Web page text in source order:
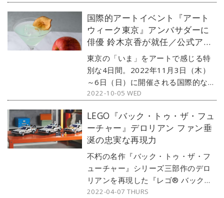
国際的アートイベント『アート
ウィーク東京』アンバサダーに
俳優 鈴木京香が就任／公式アプ
リ 会期限定カクテル詳細
東京の「いま」をアートで感じる特
別な4日間。2022年11月3日（木）
～6日（日）に開催される国際的なア
ートイベント『アートウィーク東京
に、俳優 鈴木京香が就任。本イベン
トを楽しむために欠かせない、都内
のアートスポットを巡るバス専用公
式アプリ「AWT PASS」もリリース
された。
2022-10-05 WED
LEGO『バック・トゥ・ザ・フュ
ーチャー』デロリアン ファン垂
涎の忠実な再現力
不朽の名作『バック・トゥ・ザ・フ
ューチャー』シリーズ三部作のデロ
リアンを再現した『レゴ® バック・
トゥ・ザ・フューチャー デロリア
2022-04-07 THURS